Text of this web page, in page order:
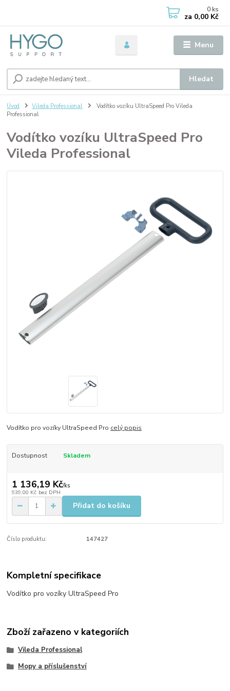
Menu
Hledat
0 ks
za 0,00 Kč
Úvod Vileda Professional
Vodítko vozíku UltraSpeed Pro Vileda
Professional
Vodítko vozíku UltraSpeed Pro
Vileda Professional
Vodítko pro vozíky UltraSpeed Pro celý popis
Dostupnost Skladem
1 136,19 Kč/ks
939,00 Kč bez DPH
Přidat do košíku
Číslo produktu: 147427
Kompletní specifikace
Vodítko pro vozíky UltraSpeed Pro
Zboží zařazeno v kategoriích
Vileda Professional
Mopy a příslušenství